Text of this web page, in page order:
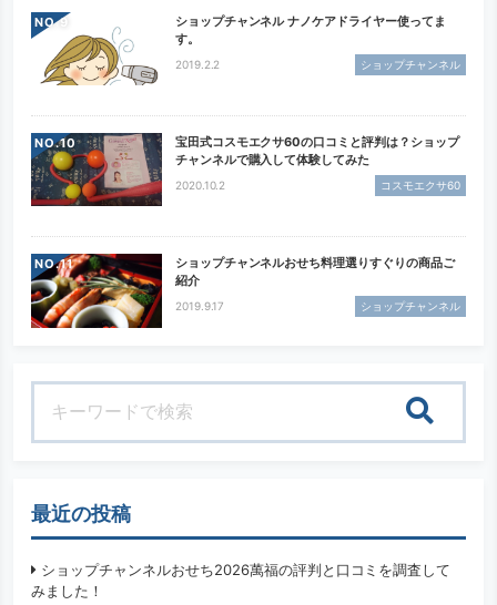
NO.
ショップチャンネル ナノケアドライヤー使ってま
す。
2019.2.2 ショップチャンネル
NO.
宝田式コスモエクサ60の口コミと評判は？ショップ
チャンネルで購入して体験してみた
2020.10.2 コスモエクサ60
NO.
ショップチャンネルおせち料理選りすぐりの商品ご
紹介
2019.9.17 ショップチャンネル
最近の投稿
ショップチャンネルおせち2026萬福の評判と口コミを調査して
みました！